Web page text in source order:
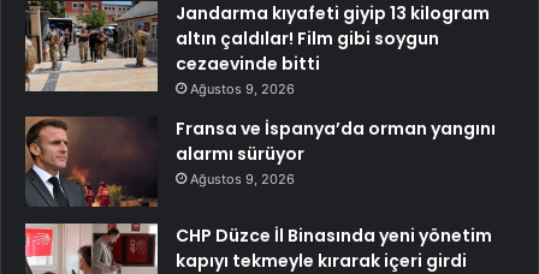
Jandarma kıyafeti giyip 13 kilogram
altın çaldılar! Film gibi soygun
cezaevinde bitti
Ağustos 9, 2026
Fransa ve İspanya’da orman yangını
alarmı sürüyor
Ağustos 9, 2026
CHP Düzce İl Binasında yeni yönetim
kapıyı tekmeyle kırarak içeri girdi